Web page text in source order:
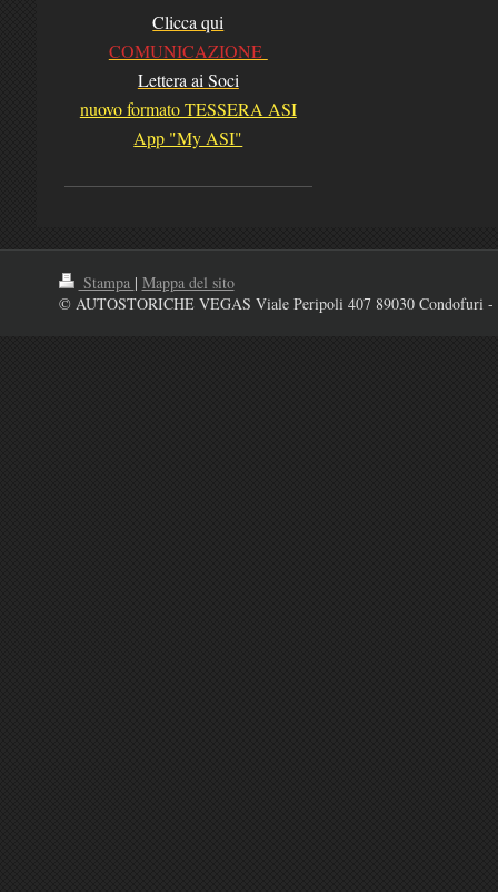
Clicca qui
COMUNICAZIONE
Lettera ai Soci
nuovo formato TESSERA ASI
App "My ASI"
Stampa | Mappa del sito
© AUTOSTORICHE VEGAS Viale Peripoli 407 89030 Condofuri -